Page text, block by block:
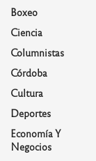
Boxeo
Ciencia
Columnistas
Córdoba
Cultura
Deportes
Economía Y
Negocios